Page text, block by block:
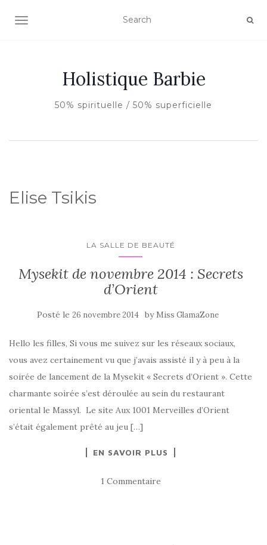
AFFICHER/MASQUER LA NAVIGATION
Holistique Barbie
50% spirituelle / 50% superficielle
Elise Tsikis
LA SALLE DE BEAUTÉ
Mysekit de novembre 2014 : Secrets
d’Orient
Posté le 26 novembre 2014 by Miss GlamaZone
Hello les filles, Si vous me suivez sur les réseaux sociaux,
vous avez certainement vu que j’avais assisté il y à peu à la
soirée de lancement de la Mysekit « Secrets d’Orient ». Cette
charmante soirée s’est déroulée au sein du restaurant
oriental le Massyl. Le site Aux 1001 Merveilles d’Orient
s’était également prêté au jeu […]
EN SAVOIR PLUS
1 Commentaire